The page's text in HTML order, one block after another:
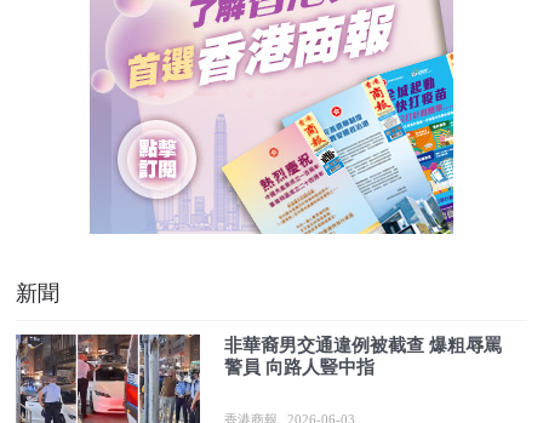
新聞
非華裔男交通違例被截查 爆粗辱罵
警員 向路人豎中指
香港商報 2026-06-03